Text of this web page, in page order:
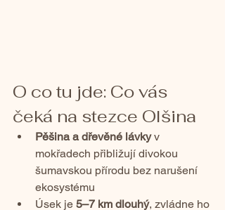
O co tu jde: Co vás
čeká na stezce Olšina
Pěšina a dřevěné lávky v
mokřadech přibližují divokou
šumavskou přírodu bez narušení
ekosystému
Úsek je 5–7 km dlouhý, zvládne ho